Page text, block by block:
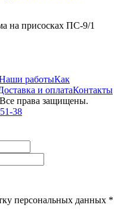
работыКак
и оплатаКонтакты
права защищены.
38
персональных данных *